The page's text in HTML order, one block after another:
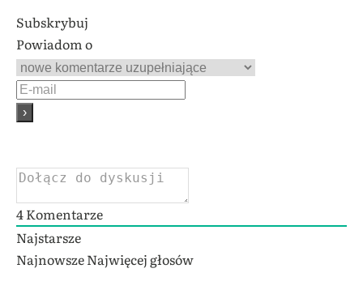
Subskrybuj
Powiadom o
4Komentarze
Najstarsze
NajnowszeNajwięcej głosów